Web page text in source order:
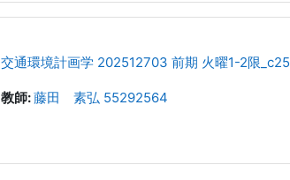
交通環境計画学 202512703 前期 火曜1-2限_c25
教師:藤田 素弘 55292564